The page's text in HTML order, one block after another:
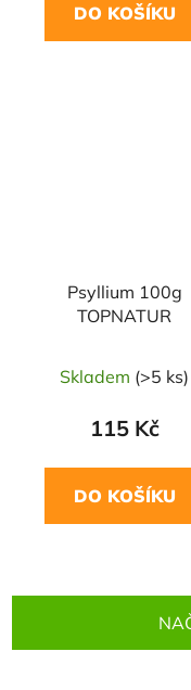
DO KOŠÍKU
Psyllium 100g
TOPNATUR
Skladem (>5 ks)
115 Kč
DO KOŠÍKU